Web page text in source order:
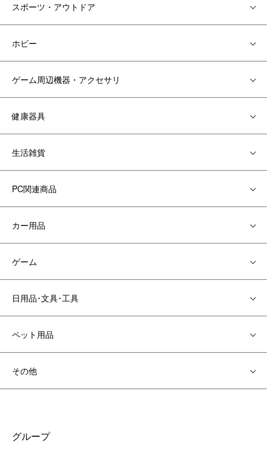
スポーツ・アウトドア
ホビー
ゲーム周辺機器・アクセサリ
健康器具
生活雑貨
PC関連商品
カー用品
ゲーム
日用品･文具･工具
ペット用品
その他
グループ